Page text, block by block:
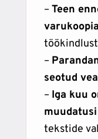
–Teen
varukoopia
töökindlust
–
seotud
– Iga kuu
muudatusi
tekstide